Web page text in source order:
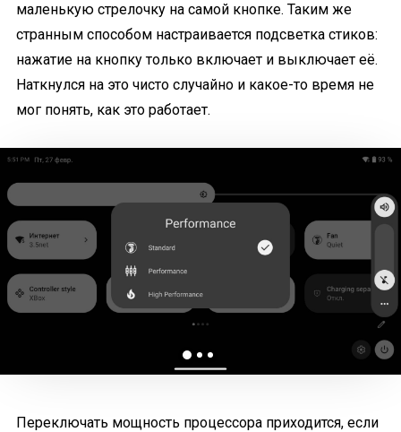
маленькую стрелочку на самой кнопке. Таким же
странным способом настраивается подсветка стиков:
нажатие на кнопку только включает и выключает её.
Наткнулся на это чисто случайно и какое-то время не
мог понять, как это работает.
Переключать мощность процессора приходится, если